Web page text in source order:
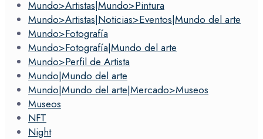
Mundo>Artistas|Mundo>Pintura
Mundo>Artistas|Noticias>Eventos|Mundo del arte
Mundo>Fotografía
Mundo>Fotografía|Mundo del arte
Mundo>Perfil de Artista
Mundo|Mundo del arte
Mundo|Mundo del arte|Mercado>Museos
Museos
NFT
Night